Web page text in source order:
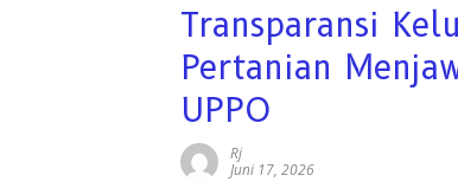
Transparansi
Pertanian
UPPO
Rj
Juni 17, 2026